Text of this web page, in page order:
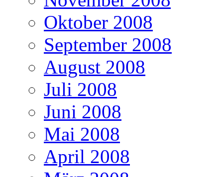
Oktober 2008
September 2008
August 2008
Juli 2008
Juni 2008
Mai 2008
April 2008